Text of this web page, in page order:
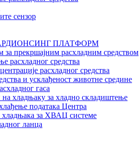
сензор
ПЛАТФОРМ
прекршајним расхладним средством
расхладног средства
расхладног средства
и усклађеност животне средине
гаса
на хладњаку за хладно складиштење
података Центра
за ХВАЦ системе
ланца